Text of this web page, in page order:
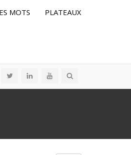
MOTS PLATEAUX